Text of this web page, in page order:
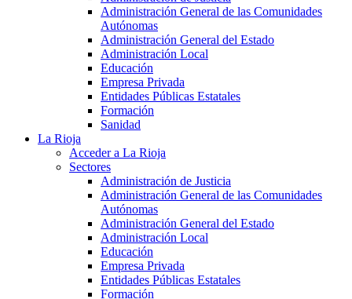
Administración General de las Comunidades
Autónomas
Administración General del Estado
Administración Local
Educación
Empresa Privada
Entidades Públicas Estatales
Formación
Sanidad
La Rioja
Acceder a La Rioja
Sectores
Administración de Justicia
Administración General de las Comunidades
Autónomas
Administración General del Estado
Administración Local
Educación
Empresa Privada
Entidades Públicas Estatales
Formación